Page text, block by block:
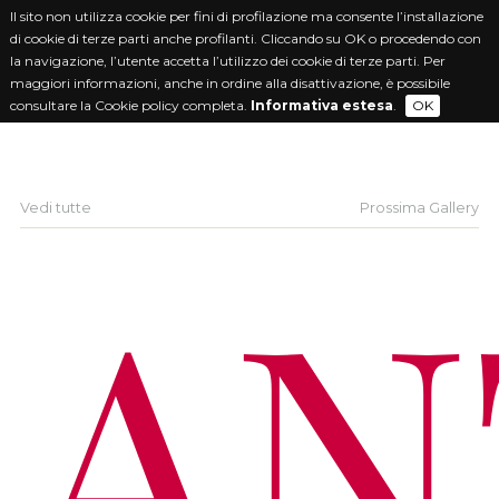
Vedi tutte Prossima Gallery
Il sito non utilizza cookie per fini di profilazione ma consente l’installazione
di cookie di terze parti anche profilanti. Cliccando su OK o procedendo con
la navigazione, l’utente accetta l’utilizzo dei cookie di terze parti. Per
maggiori informazioni, anche in ordine alla disattivazione, è possibile
consultare la Cookie policy completa. Informativa estesa. OK